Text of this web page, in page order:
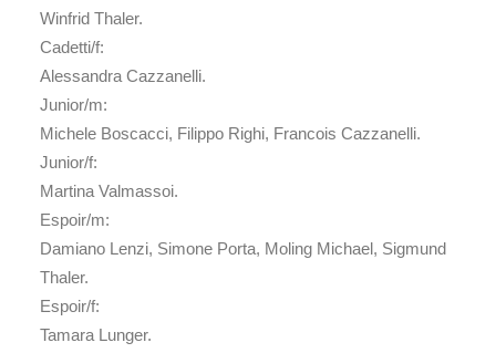
Winfrid Thaler.
Cadetti/f:
Alessandra Cazzanelli.
Junior/m:
Michele Boscacci, Filippo Righi, Francois Cazzanelli.
Junior/f:
Martina Valmassoi.
Espoir/m:
Damiano Lenzi, Simone Porta, Moling Michael, Sigmund
Thaler.
Espoir/f:
Tamara Lunger.